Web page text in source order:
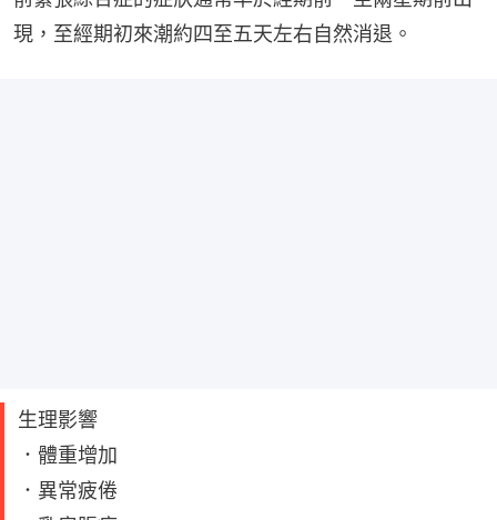
現，至經期初來潮約四至五天左右自然消退。
生理影響
．體重增加
．異常疲倦